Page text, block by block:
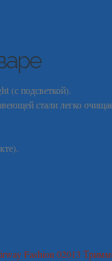
(с подсветкой).
стали легко
02013